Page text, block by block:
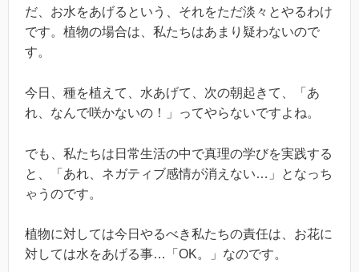
だ、お水をあげるという、それをただ淡々とやるわけ
です。植物の場合は、私たちはあまり疑わないので
す。
今日、種を植えて、水あげて、次の朝起きて、「あ
れ、なんで咲かないの！」ってやらないですよね。
でも、私たちは日常生活の中で真理の学びを実践する
と、「あれ、ネガティブ感情が消えない…」となっち
ゃうのです。
植物に対しては今日やるべき私たちの責任は、お花に
対しては水をあげる事…「OK。」なのです。